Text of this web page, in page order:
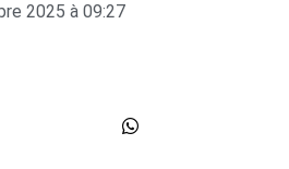
2025 à 09:27